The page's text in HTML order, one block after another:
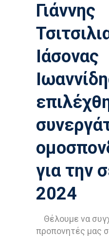
Γιάννης
Ιάσονας
για την
2024
Θέλουμε να
προπονητές μας